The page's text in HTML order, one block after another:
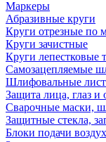
Маркеры
Абразивные круги
Круги отрезные по
Круги зачистные
Круги лепестковые
Самозацепляемые
Шлифовальные
Защита лица, глаз и
Сварочные маски,
Защитные стекла,
Блоки подачи